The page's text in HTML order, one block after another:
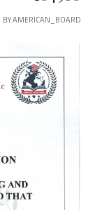
BYAMERICAN_BOARD